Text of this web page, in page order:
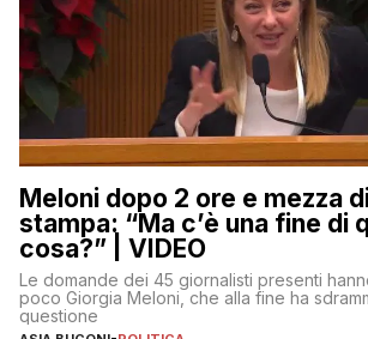
Meloni dopo 2 ore e mezza
stampa: “Ma c’è una fine di
cosa?” | VIDEO
Le domande dei 45 giornalisti presenti
poco Giorgia Meloni, che alla fine ha
questione